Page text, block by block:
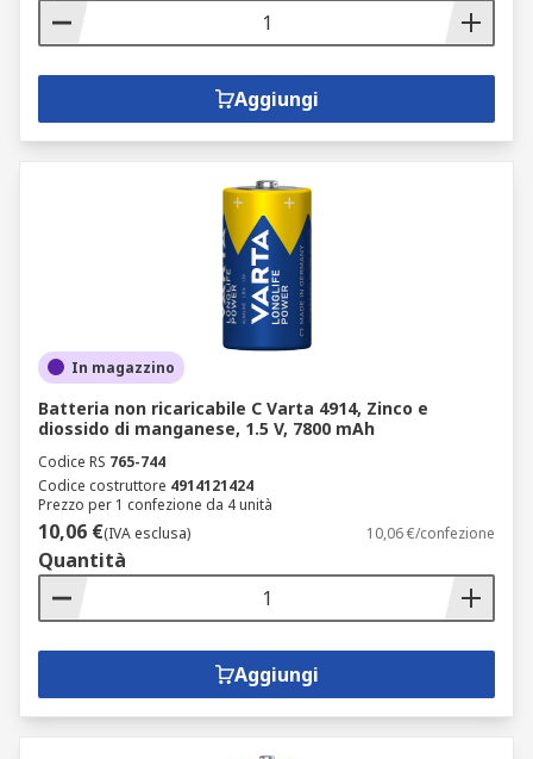
Aggiungi
In magazzino
Batteria non ricaricabile C Varta 4914, Zinco e
diossido di manganese, 1.5 V, 7800 mAh
Codice RS 765-744
Codice costruttore 4914121424
Prezzo per 1 confezione da 4 unità
10,06 €(IVA esclusa) 10,06 €/confezione
Quantità
Aggiungi